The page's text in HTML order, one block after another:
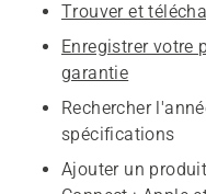
Trouver et
Enregistrer votre
garantie
Rechercher
spécifications
Ajouter un